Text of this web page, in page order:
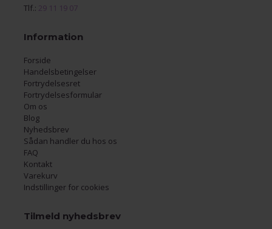
Tlf.: 29 11 19 07
Information
Forside
Handelsbetingelser
Fortrydelsesret
Fortrydelsesformular
Om os
Blog
Nyhedsbrev
Sådan handler du hos os
FAQ
Kontakt
Varekurv
Indstillinger for cookies
Tilmeld nyhedsbrev